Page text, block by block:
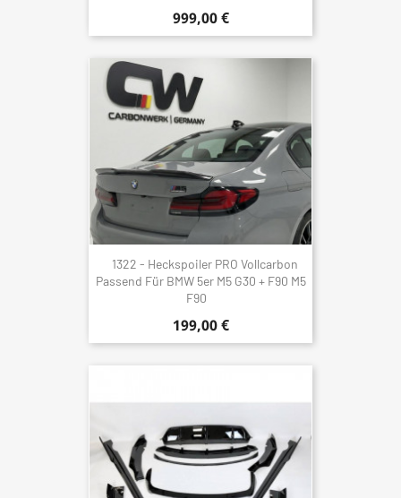
999,00 €
1322 - Heckspoiler PRO Vollcarbon
Passend Für BMW 5er M5 G30 + F90 M5
F90
199,00 €